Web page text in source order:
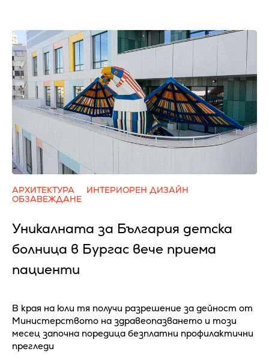
АРХИТЕКТУРА
ИНТЕРИОРЕН ДИЗАЙН
ОБЗАВЕЖДАНЕ
Уникалната за България детска
болница в Бургас вече приема
пациенти
В края на юли тя получи разрешение за дейност от
Министерството на здравеопазването и този
месец започна поредица безплатни профилактични
прегледи